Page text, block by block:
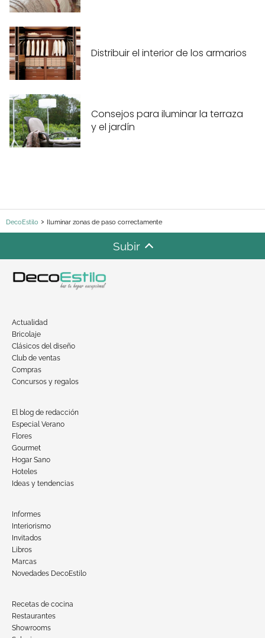
Distribuir el interior de los armarios
Consejos para iluminar la terraza
y el jardín
DecoEstilo Iluminar zonas de paso correctamente
Subir
Actualidad
Bricolaje
Clásicos del diseño
Club de ventas
Compras
Concursos y regalos
El blog de redacción
Especial Verano
Flores
Gourmet
Hogar Sano
Hoteles
Ideas y tendencias
Informes
Interiorismo
Invitados
Libros
Marcas
Novedades DecoEstilo
Recetas de cocina
Restaurantes
Showrooms